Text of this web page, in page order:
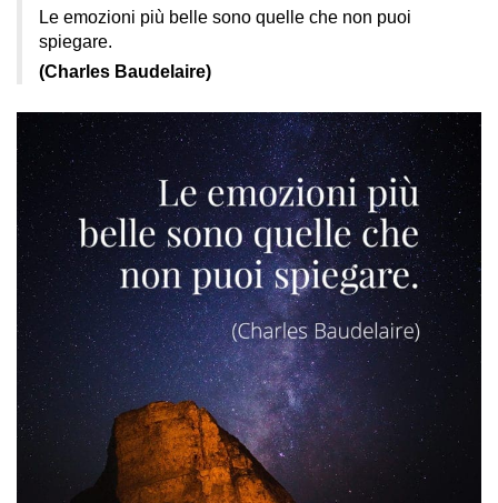
Le emozioni più belle sono quelle che non puoi
spiegare.
(Charles Baudelaire)